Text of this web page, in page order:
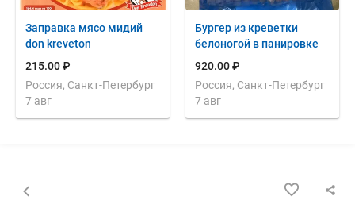
Заправка мясо мидий
don kreveton
215.00 ₽
Россия, Санкт-Петербург
7 авг
Бургер из креветки
белоногой в панировке
920.00 ₽
Россия, Санкт-Петербург
7 авг
Назад к списку объявлений